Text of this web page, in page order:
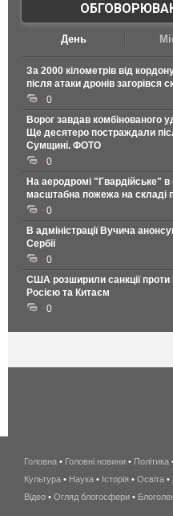
День
За 2000 кілометрів від
після атаки дронів
0
Ворог завдав комбінованого
Ще десятеро постраждали
Сумщині. ФОТО
0
На аеродромі "Гвардійське"
масштабна пожежа на складі
0
В адміністрації Вучича
Сербії
0
США розширили санкції проти
Росією та Китаєм
0
Головна • Головні новини • Політика
Культура • Наука • Історія • Освіта •
Відео • Огляд блогосфери •